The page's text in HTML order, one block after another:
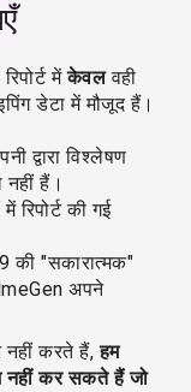
मेंकेवलवही
डेटा में मौजूद हैं।
द्वारा विश्लेषण
नहीं हैं।
की गई
की "सकारात्मक"
अपने
नहीं करते हैं,हम
नहीं कर सकते हैं जो